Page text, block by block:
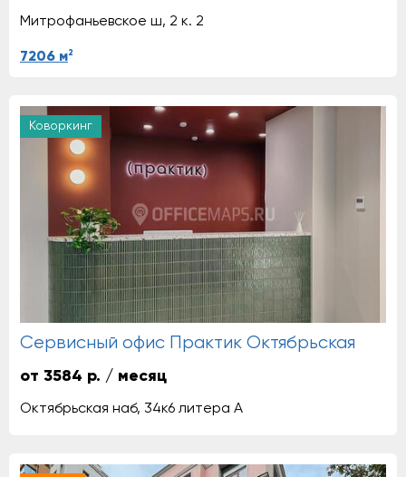
Митрофаньевское ш, 2 к. 2
7206 м2
Аренда
Коворкинг
Сервисный офис Практик Октябрьская
от 3584 р. / месяц
Октябрьская наб, 34к6 литера А